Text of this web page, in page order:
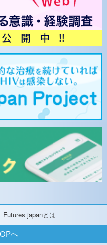
Futures japanとは
へ